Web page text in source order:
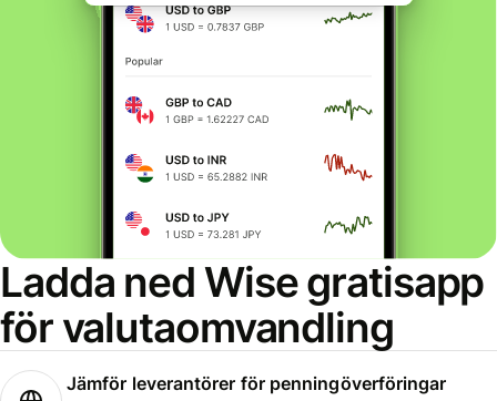
Ladda ned Wise gratisapp
för valutaomvandling
Jämför leverantörer för penningöverföringar